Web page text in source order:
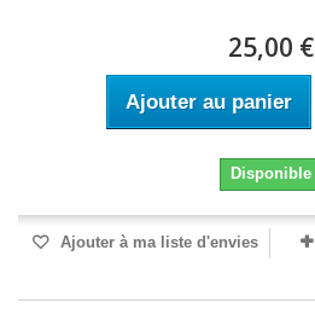
25,00 €
Ajouter au panier
Disponible
Ajouter à ma liste d'envies